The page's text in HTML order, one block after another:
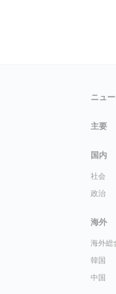
ニュ
主要
国内
社会
政治
海外
海外総
韓国
中国